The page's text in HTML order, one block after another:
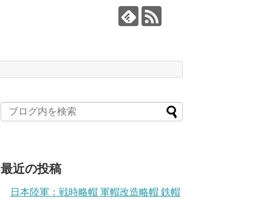
最近の投稿
日本陸軍：戦時略帽 軍帽改造略帽 鉄帽